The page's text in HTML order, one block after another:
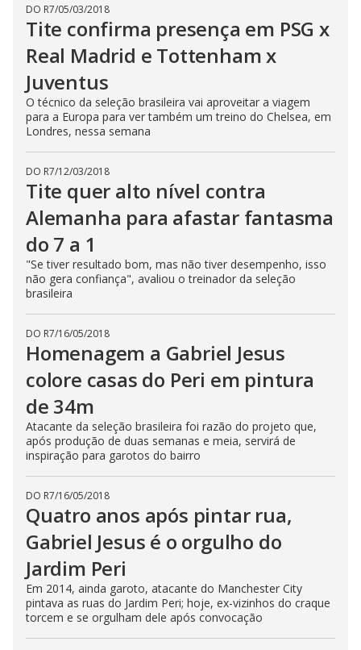
DO R7/05/03/2018
Tite confirma presença em PSG x
Real Madrid e Tottenham x
Juventus
O técnico da seleção brasileira vai aproveitar a viagem
para a Europa para ver também um treino do Chelsea, em
Londres, nessa semana
DO R7/12/03/2018
Tite quer alto nível contra
Alemanha para afastar fantasma
do 7 a 1
"Se tiver resultado bom, mas não tiver desempenho, isso
não gera confiança", avaliou o treinador da seleção
brasileira
DO R7/16/05/2018
Homenagem a Gabriel Jesus
colore casas do Peri em pintura
de 34m
Atacante da seleção brasileira foi razão do projeto que,
após produção de duas semanas e meia, servirá de
inspiração para garotos do bairro
DO R7/16/05/2018
Quatro anos após pintar rua,
Gabriel Jesus é o orgulho do
Jardim Peri
Em 2014, ainda garoto, atacante do Manchester City
pintava as ruas do Jardim Peri; hoje, ex-vizinhos do craque
torcem e se orgulham dele após convocação